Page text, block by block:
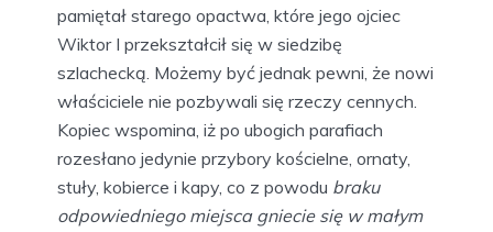
pamiętał starego opactwa, które jego ojciec
Wiktor I przekształcił się w siedzibę
szlachecką. Możemy być jednak pewni, że nowi
właściciele nie pozbywali się rzeczy cennych.
Kopiec wspomina, iż po ubogich parafiach
rozesłano jedynie przybory kościelne, ornaty,
stuły, kobierce i kapy, co z powodu braku
odpowiedniego miejsca gniecie się w małym